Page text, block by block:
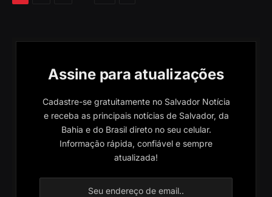
Assine para atualizações
Cadastre-se gratuitamente no Salvador Notícia
e receba as principais notícias de Salvador, da
Bahia e do Brasil direto no seu celular.
Informação rápida, confiável e sempre
atualizada!